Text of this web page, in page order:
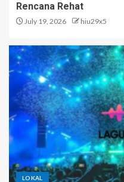
Rencana Rehat
July 19, 2026 hiu29x5
LOKAL